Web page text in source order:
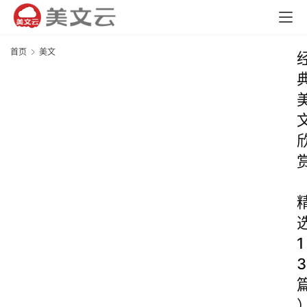
首页 美文
1
3